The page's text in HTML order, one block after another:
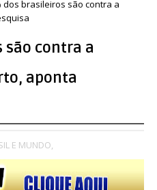
dos brasileiros são contra a
são contra a
aponta
E MUNDO,